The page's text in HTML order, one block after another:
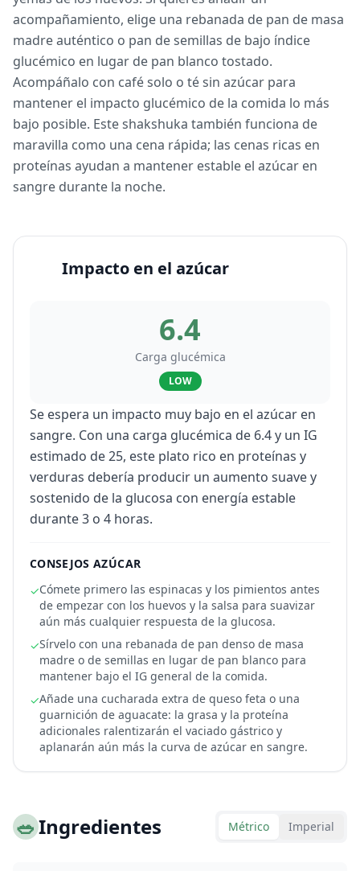
acompañamiento, elige una rebanada de pan de masa
madre auténtico o pan de semillas de bajo índice
glucémico en lugar de pan blanco tostado.
Acompáñalo con café solo o té sin azúcar para
mantener el impacto glucémico de la comida lo más
bajo posible. Este shakshuka también funciona de
maravilla como una cena rápida; las cenas ricas en
proteínas ayudan a mantener estable el azúcar en
sangre durante la noche.
Impacto en el azúcar
6.4
Carga glucémica
LOW
Se espera un impacto muy bajo en el azúcar en
sangre. Con una carga glucémica de 6.4 y un IG
estimado de 25, este plato rico en proteínas y
verduras debería producir un aumento suave y
sostenido de la glucosa con energía estable
durante 3 o 4 horas.
CONSEJOS AZÚCAR
✓Cómete primero las espinacas y los pimientos antes
de empezar con los huevos y la salsa para suavizar
aún más cualquier respuesta de la glucosa.
✓Sírvelo con una rebanada de pan denso de masa
madre o de semillas en lugar de pan blanco para
mantener bajo el IG general de la comida.
✓Añade una cucharada extra de queso feta o una
guarnición de aguacate: la grasa y la proteína
adicionales ralentizarán el vaciado gástrico y
aplanarán aún más la curva de azúcar en sangre.
🥗Ingredientes Métrico Imperial